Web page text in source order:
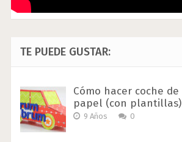
TE PUEDE GUSTAR:
Cómo hacer coche de
papel (con plantillas)
9 Años 0